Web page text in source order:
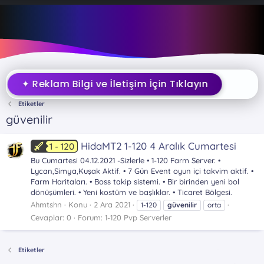
✦ Reklam Bilgi ve İletişim İçin Tıklayın
Etiketler
güvenilir
1 - 120 HidaMT2 1-120 4 Aralık Cumartesi
Bu Cumartesi 04.12.2021 -Sizlerle • 1-120 Farm Server. •
Lycan,Simya,Kuşak Aktif. • 7 Gün Event oyun içi takvim aktif. •
Farm Haritaları. • Boss takip sistemi. • Bir birinden yeni bol
dönüşümleri. • Yeni kostüm ve başlıklar. • Ticaret Bölgesi.
Ahmtshn
Konu 2 Ara 2021 1-120 güvenilir orta
Cevaplar: 0 Forum: 1-120 Pvp Serverler
Etiketler